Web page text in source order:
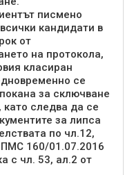
писмено
кандидати в
от
на протокола,
класиран
се
за сключване
като следва да се
за липса
по чл.12,
ПМС 160/01.07.2016
с чл. 53, ал.2 от